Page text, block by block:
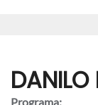
DANILO
Programa: